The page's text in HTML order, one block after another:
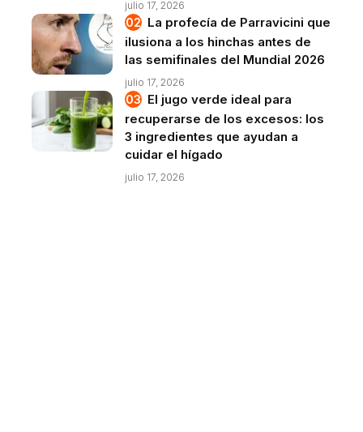
julio 17, 2026
La profecía de Parravicini que
ilusiona a los hinchas antes de
las semifinales del Mundial 2026
julio 17, 2026
El jugo verde ideal para
recuperarse de los excesos: los
3 ingredientes que ayudan a
cuidar el hígado
julio 17, 2026